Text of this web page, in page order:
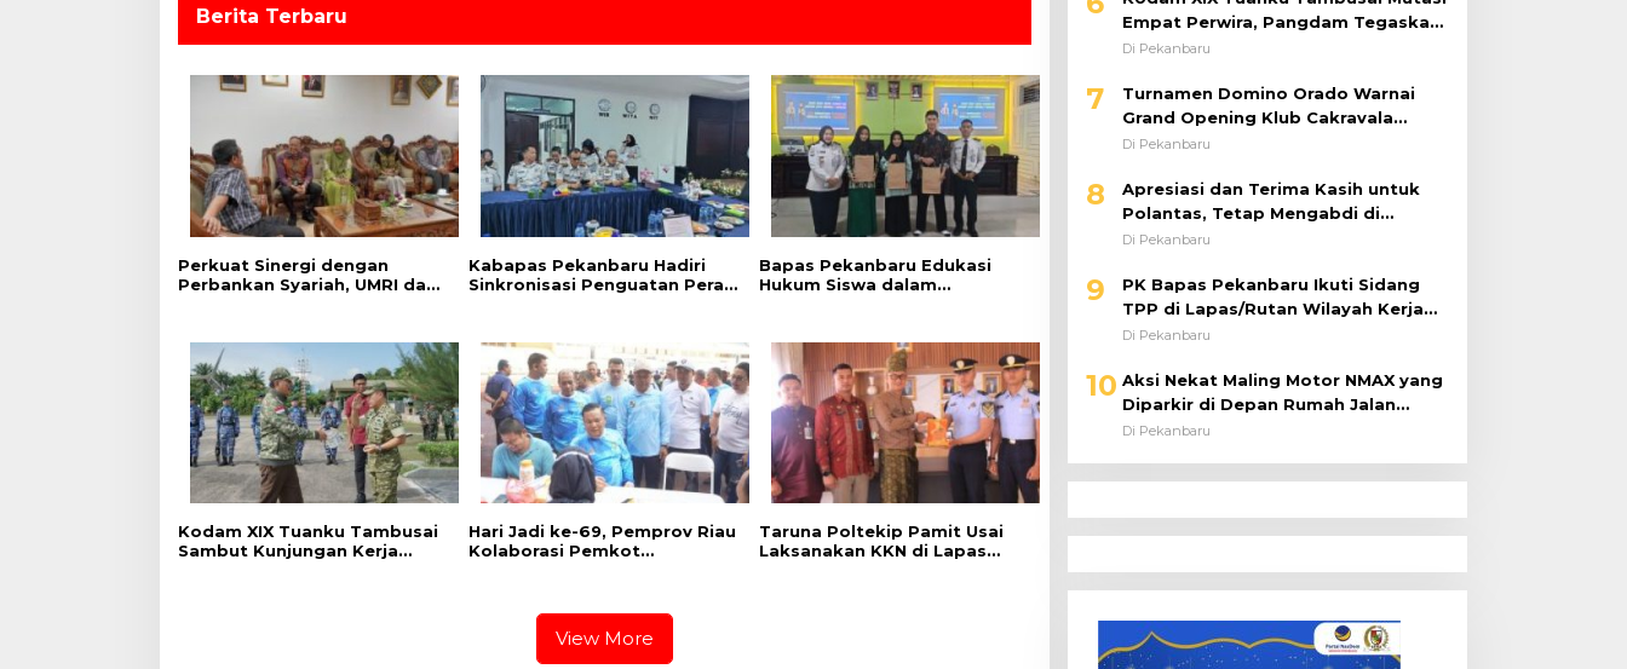
Berita Terbaru
Perkuat Sinergi dengan
Perbankan Syariah, UMRI dan
untuk Pegawai
Kabapas Pekanbaru Hadiri
Sinkronisasi Penguatan Peran
Bapas Pekanbaru Edukasi
Hukum Siswa dalam
Kodam XIX Tuanku Tambusai
Sambut Kunjungan Kerja
‎Hari Jadi ke-69, Pemprov Riau
Kolaborasi Pemkot
Taruna Poltekip Pamit Usai
Laksanakan KKN di Lapas
View More
Empat Perwira, Pangdam Tegaskan
Regenerasi untuk Perkuat Kinerja
Di Pekanbaru
7
Turnamen Domino Orado Warnai
Grand Opening Klub Cakravala
Pekanbaru
Di Pekanbaru
8
Apresiasi dan Terima Kasih untuk
Polantas, Tetap Mengabdi di
Tengah Guyuran Hujan
Di Pekanbaru
9
PK Bapas Pekanbaru Ikuti Sidang
TPP di Lapas/Rutan Wilayah Kerja
Bahas Usulan Remisi Umum Jelang
Di Pekanbaru
10 Aksi Nekat Maling Motor NMAX yang
Diparkir di Depan Rumah Jalan
Tiung Raib Dicuri : Korban Minta
Di Pekanbaru